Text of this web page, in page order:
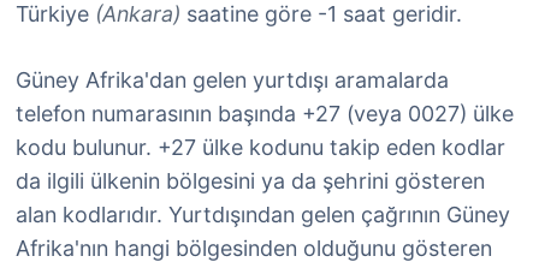
Türkiye (Ankara) saatine göre -1 saat geridir.
Güney Afrika'dan gelen yurtdışı aramalarda
telefon numarasının başında +27 (veya 0027) ülke
kodu bulunur. +27 ülke kodunu takip eden kodlar
da ilgili ülkenin bölgesini ya da şehrini gösteren
alan kodlarıdır. Yurtdışından gelen çağrının Güney
Afrika'nın hangi bölgesinden olduğunu gösteren